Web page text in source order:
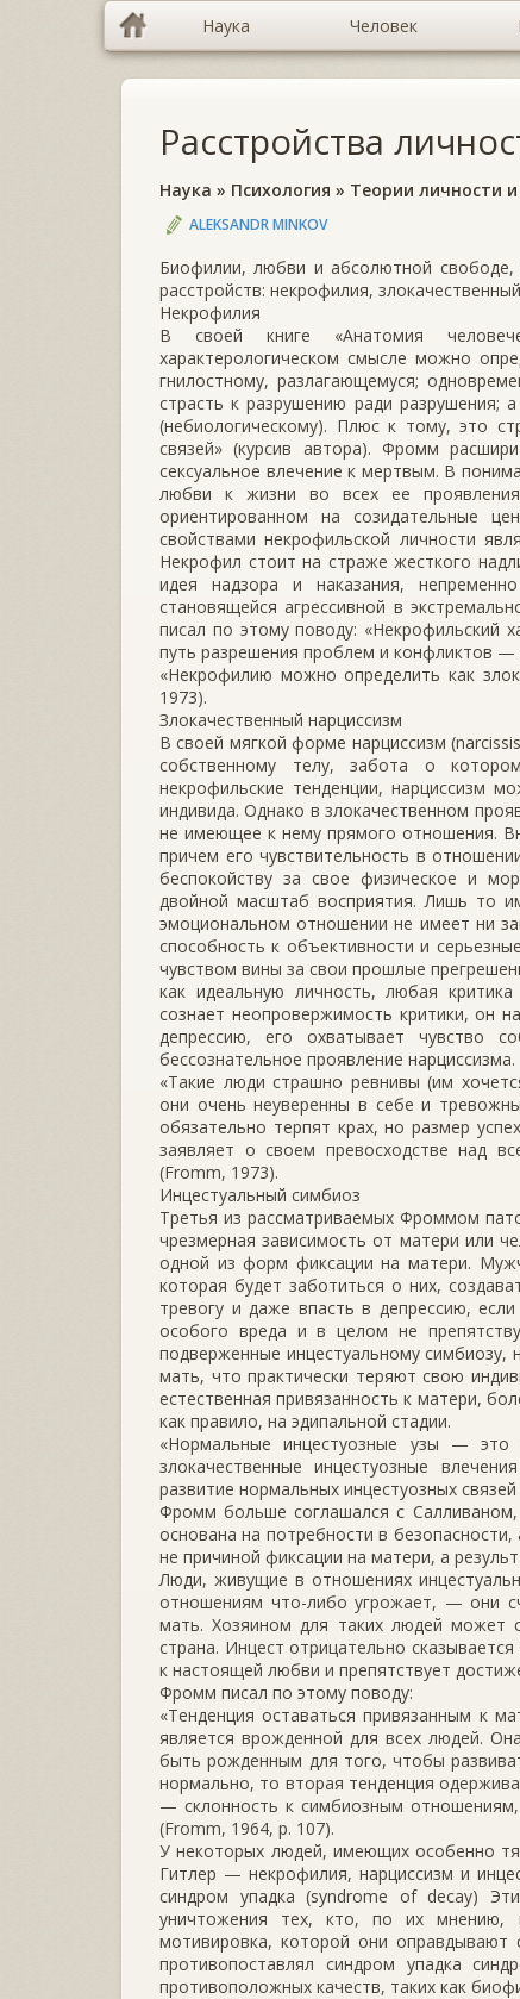
Наука Человек
Расстройства
Наука » Психология » Теории личности
ALEKSANDR MINKOV
Биофилии, любви и абсолютной
расстройств: некрофилия,
Некрофилия
В своей книге «Анатомия
характерологическом смысле можно
гнилостному, разлагающемуся;
страсть к разрушению ради разрушения;
(небиологическому). Плюс к тому, это
связей» (курсив автора). Фромм
сексуальное влечение к мертвым. В
любви к жизни во всех ее
ориентированном на созидательные
свойствами некрофильской личности
Некрофил стоит на страже жесткого
идея надзора и наказания,
становящейся агрессивной в
писал по этому поводу: «Некрофильский
путь разрешения проблем и конфликтов —
«Некрофилию можно определить как
1973).
Злокачественный нарциссизм
В своей мягкой форме нарциссизм
собственному телу, забота о
некрофильские тенденции, нарциссизм
индивида. Однако в злокачественном
не имеющее к нему прямого отношения.
причем его чувствительность в
беспокойству за свое физическое и
двойной масштаб восприятия. Лишь то
эмоциональном отношении не имеет ни
способность к объективности и
чувством вины за свои прошлые
как идеальную личность, любая
сознает неопровержимость критики, он
депрессию, его охватывает чувство
бессознательное проявление нарциссизма.
«Такие люди страшно ревнивы (им
они очень неуверенны в себе и
обязательно терпят крах, но размер
заявляет о своем превосходстве над
(Fromm, 1973).
Инцестуальный симбиоз
Третья из рассматриваемых Фроммом
чрезмерная зависимость от матери или
одной из форм фиксации на матери.
которая будет заботиться о них,
тревогу и даже впасть в депрессию,
особого вреда и в целом не
подверженные инцестуальному
мать, что практически теряют свою
естественная привязанность к матери,
как правило, на эдипальной стадии.
«Нормальные инцестуозные узы — это
злокачественные инцестуозные
развитие нормальных инцестуозных
Фромм больше соглашался с
основана на потребности в
не причиной фиксации на матери, а
Люди, живущие в отношениях
отношениям что-либо угрожает, — они
мать. Хозяином для таких людей может
страна. Инцест отрицательно
к настоящей любви и препятствует
Фромм писал по этому поводу:
«Тенденция оставаться привязанным к
является врожденной для всех людей.
быть рожденным для того, чтобы
нормально, то вторая тенденция
— склонность к симбиозным
(Fromm, 1964, р. 107).
У некоторых людей, имеющих особенно
Гитлер — некрофилия, нарциссизм и
синдром упадка (syndrome of decay)
уничтожения тех, кто, по их мнению,
мотивировка, которой они
противопоставлял синдром упадка
противоположных качеств, таких как